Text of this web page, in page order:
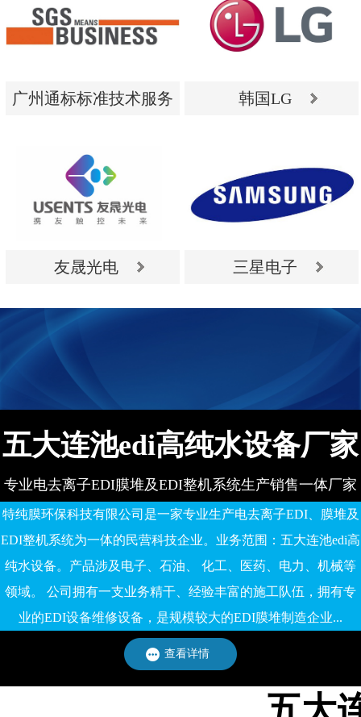
广州通标标准技术服务
广州通标标准技术服务
有限公司
韩国LG
韩国LG
友晟光电 三星电子
五大连池edi高纯水设备厂家
专业电去离子EDI膜堆及EDI整机系统生产销售一体厂家
特纯膜环保科技有限公司是一家专业生产电去离子EDI、膜堆及
EDI整机系统为一体的民营科技企业。业务范围：五大连池edi高
纯水设备。产品涉及电子、石油、 化工、医药、电力、机械等
领域。 公司拥有一支业务精干、经验丰富的施工队伍，拥有专
业的EDI设备维修设备，是规模较大的EDI膜堆制造企业...
查看详情